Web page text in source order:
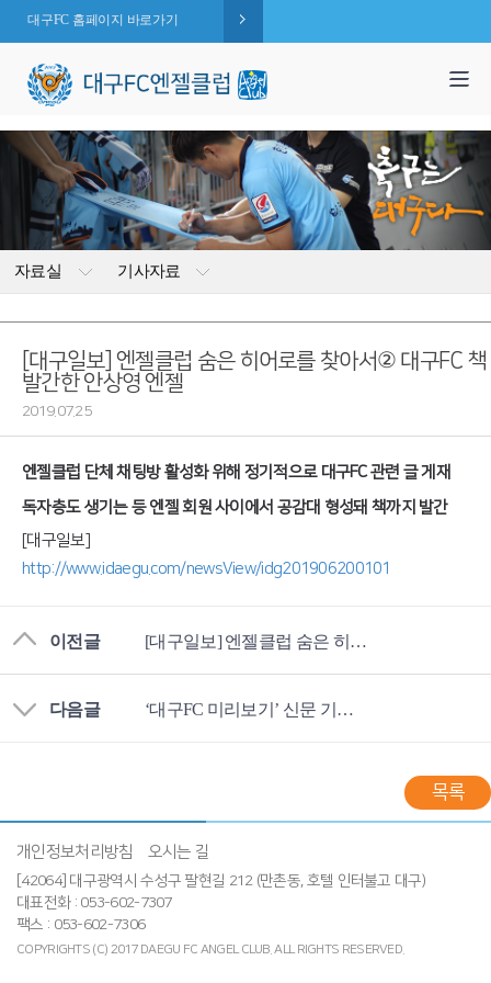
대구FC 홈페이지 바로가기
자료실 기사자료
[대구일보] 엔젤클럽 숨은 히어로를 찾아서② 대구FC 책
발간한 안상영 엔젤
2019.07.25
엔젤클럽 단체 채팅방 활성화 위해 정기적으로 대구FC 관련 글 게재
독자층도 생기는 등 엔젤 회원 사이에서 공감대 형성돼 책까지 발간
[대구일보]
http://www.idaegu.com/newsView/idg201906200101
이전글 [대구일보] 엔젤클럽 숨은 히어로를 찾아서 (3) 엔젤 릴레이왕 안홍윤 엔젤
다음글 ‘대구FC 미리보기’ 신문 기고 책으로 펴낸 안상영씨 (영남일보)
목록
개인정보처리방침 오시는 길
[42064] 대구광역시 수성구 팔현길 212 (만촌동, 호텔 인터불고 대구)
대표전화 : 053-602-7307
팩스 : 053-602-7306
COPYRIGHTS (C) 2017 DAEGU FC ANGEL CLUB. ALL RIGHTS RESERVED.